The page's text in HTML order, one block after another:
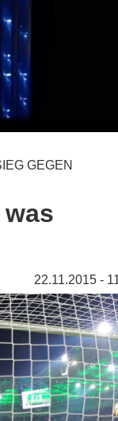
GEGEN
22.11.2015 -